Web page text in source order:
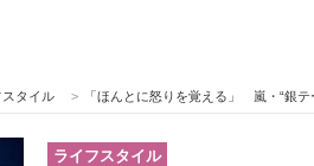
働き方のヒント
スタイル > 「ほんとに怒りを覚える」 嵐・“銀テー
ライフスタイル